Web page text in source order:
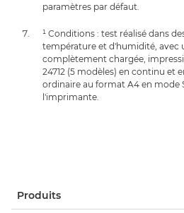
paramètres par défaut.
¹ Conditions : test réalisé dans
température et d'humidité, avec
complètement chargée,
24712 (5 modèles) en continu et
ordinaire au format A4 en mode
l'imprimante.
Produits